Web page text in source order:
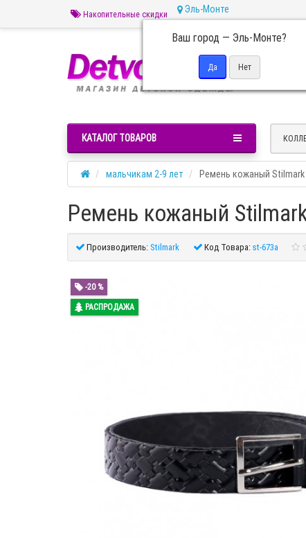
Накопительные скидки Эль-Монте
Ваш город — Эль-Монте?
КАТАЛОГ ТОВАРОВ
мальчикам 2-9 лет Ремень кожаный Stilmark
Ремень кожаный
Производитель:Stilmark Код Товара:st-673a
-20 %
РАСПРОДАЖА